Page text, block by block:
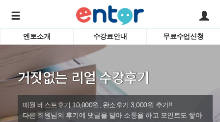
학습도우미 G1
서비스안내
강사소개
회사소개
어린이
영자신
엔토소개 수강료안내 무료수업신청
거짓없는 리얼 수강후기
매월 베스트후기 10,000원, 완소후기 3,000원 추가!!
다른 회원님의 후기에 댓글을 달아 소통을 하고 포인트도 쌓아